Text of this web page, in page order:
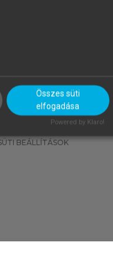
MI – ÁLTALÁNOS IRÁNYELVEK
BEÁLLÍTÁSOK
Összes süti
elfogadása
Powered by Klaro!